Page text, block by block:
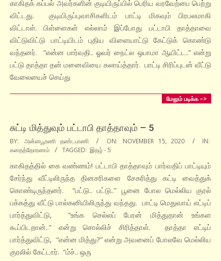
காகிதக் கப்பல் அவர்களின் குடியிருப்பில் பெரிய வரவேற்பை பெற்று
விட்டது. குடியிருப்புவாசிகளிடம் பாட்டி மிகவும் பிரபலமாகி
விட்டாள். பிள்ளைகள் எல்லாம் இப்போது பட்டாபி தாத்தாவை
விட்டுவிட்டு பாட்டியிடம் புதிய விளையாட்டு கேட்டுக் கொண்டு
வந்தனர். “என்ன பார்வதி.. ஓவர் நைட்ல ஒபாமா ஆயிட்ட..” என்று
பட்டு தாத்தா தன் மனைவியை கலாய்த்தார். பாட்டி சிரிப்புடன் வீட்டு
வேலையைச் செய்து
மேலும் படிக்க –>
சுட்டி மித்துவும் பட்டாபி தாத்தாவும் – 5
2020-
11-
15
BY: அன்னபூரணி தண்டபாணி ON: NOVEMBER 15, 2020
IN:
கதைத்தோரணம்
TAGGED: இதழ் - 5
காகிதத்தில் கை வண்ணம்! பட்டாபி தாத்தாவும் பார்வதிப் பாட்டியும்
சேர்ந்து வீட்டிலிருந்த தினசரிகளை சேகரித்து கட்டி வைத்துக்
கொண்டிருந்தனர். “பட்டு.. பட்டு..” பூனை போல மெல்லிய குரல்
பக்கத்து வீட்டு பால்கனியிலிருந்து வந்தது. பாட்டி மெதுவாய் எட்டிப்
பார்த்துவிட்டு, “உங்க செல்லப் பேரன் மித்துதான் உங்கள
கூப்பிடறான்..” என்று சொல்லிச் சிரித்தாள். தாத்தா எட்டிப்
பார்த்துவிட்டு, “என்ன மித்து?” என்று அவனைப் போலவே மெல்லிய
குரலில் கேட்டார். “ம்ச்.. ஒரு